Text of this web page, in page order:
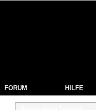
FORUM HILFE